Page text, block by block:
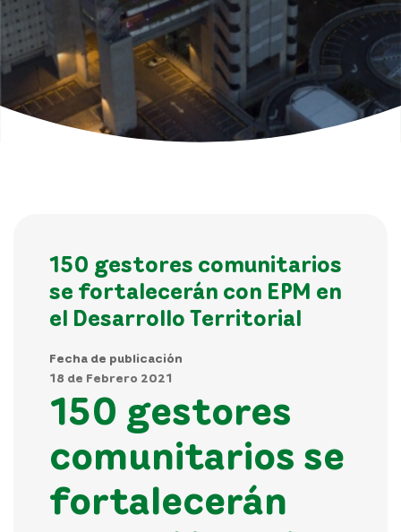
150 gestores comunitarios
se fortalecerán con EPM en
el Desarrollo Territorial
Fecha de publicación
18 de Febrero 2021
150 gestores
comunitarios se
fortalecerán